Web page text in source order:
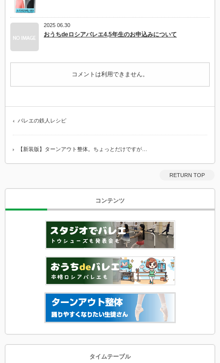
2025 06.30
おうちdeロシアバレエ4,5年生のお申込みについて
コメントは利用できません。
バレエの鉄人レシピ
【新装版】ターンアウト整体。ちょっとだけですが…
RETURN TOP
コンテンツ
タイムテーブル